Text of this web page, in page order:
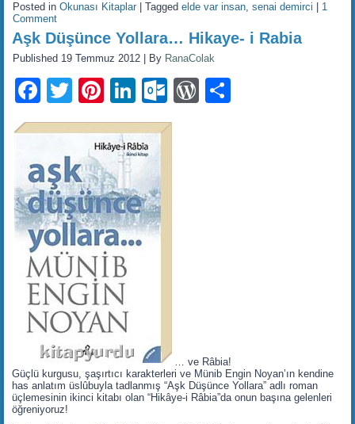
Posted in Okunası Kitaplar |Tagged elde var insan,senai demirci
1
Comment
Aşk Düşünce Yollara… Hikaye- i Rabia
Published 19 Temmuz 2012 By RanaColak
Facebook
TwitterPinterest
LinkedIn
Outlook.com
WordPress
… ve Râbia!
Güçlü kurgusu, şaşırtıcı karakterleri ve Münib Engin Noyan’ın kendine
has anlatım üslûbuyla tadlanmış “Aşk Düşünce Yollara” adlı roman
üçlemesinin ikinci kitabı olan “Hikâye-i Râbia”da onun başına gelenleri
öğreniyoruz!